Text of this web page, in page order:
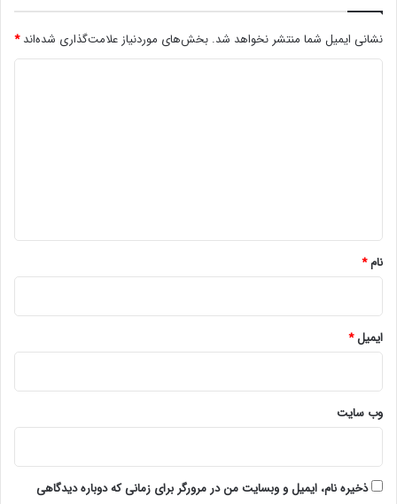
نشانی ایمیل شما منتشر نخواهد شد. بخش‌های موردنیاز علامت‌گذاری شده‌اند*
نام*
ایمیل*
وب‌ سایت
ذخیره نام، ایمیل و وبسایت من در مرورگر برای زمانی که دوباره دیدگاهی